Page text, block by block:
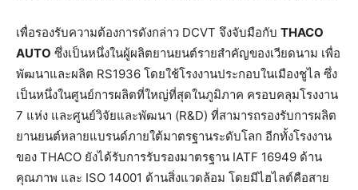
เพื่อรองรับความต้องการดังกล่าว DCVT จึงจับมือกับ THACO
AUTO ซึ่งเป็นหนึ่งในผู้ผลิตยานยนต์รายสำคัญของเวียดนาม เพื่อ
พัฒนาและผลิต RS1936 โดยใช้โรงงานประกอบในเมืองชูไล ซึ่ง
เป็นหนึ่งในศูนย์การผลิตที่ใหญ่ที่สุดในภูมิภาค ครอบคลุมโรงงาน
7 แห่ง และศูนย์วิจัยและพัฒนา (R&D) ที่สามารถรองรับการผลิต
ยานยนต์หลายแบรนด์ภายใต้มาตรฐานระดับโลก อีกทั้งโรงงาน
ของ THACO ยังได้รับการรับรองมาตรฐาน IATF 16949 ด้าน
คุณภาพ และ ISO 14001 ด้านสิ่งแวดล้อม โดยมีไฮไลต์คือสาย